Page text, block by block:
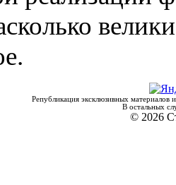
Републикация эксклюзивных материалов
В остальных
© 2026